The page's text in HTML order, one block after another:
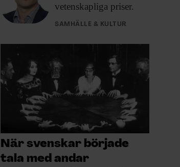
vetenskapliga priser.
SAMHÄLLE & KULTUR
När svenskar började
tala med andar